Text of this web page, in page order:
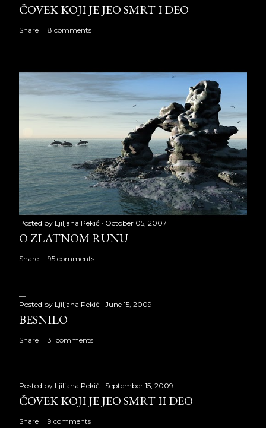
ČOVEK KOJI JE JEO SMRT I DEO
Share 8 comments
Posted by Ljiljana Pekić October 05, 2007
O ZLATNOM RUNU
Share 95 comments
Posted by Ljiljana Pekić June 15, 2009
BESNILO
Share 31 comments
Posted by Ljiljana Pekić September 15, 2009
ČOVEK KOJI JE JEO SMRT II DEO
Share 9 comments